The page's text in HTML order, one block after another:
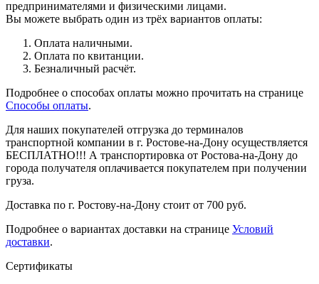
предпринимателями и физическими лицами.
Вы можете выбрать один из трёх вариантов оплаты:
Оплата наличными.
Оплата по квитанции.
Безналичный расчёт.
Подробнее о способах оплаты можно прочитать на странице
Способы оплаты.
Для наших покупателей отгрузка до терминалов
транспортной компании в г. Ростове-на-Дону осуществляется
БЕСПЛАТНО!!! А транспортировка от Ростова-на-Дону до
города получателя оплачивается покупателем при получении
груза.
Доставка по г. Ростову-на-Дону стоит от 700 руб.
Подробнее о вариантах доставки на странице Условий
доставки.
Сертификаты